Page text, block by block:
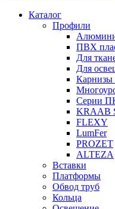
Каталог
Профили
ПВХ
Для
Для
Карнизы
Серии
KRAAB
FLEXY
LumFer
PROZET
ALTEZA
Вставки
Платформы
Обвод труб
Кольца